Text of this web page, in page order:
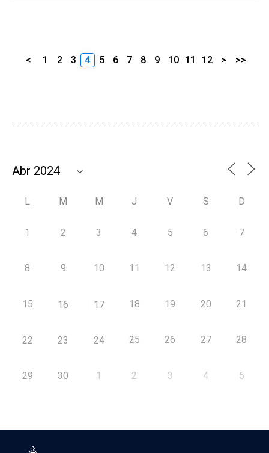
< 1 2 3 4 5 6 7 8 9 10 11 12 > >>
L M M J V S D
1 2 3 4 5 6 7
8 9 10 11 12 13 14
15 16 17 18 19 20 21
22 23 24 25 26 27 28
29 30 1 2 3 4 5